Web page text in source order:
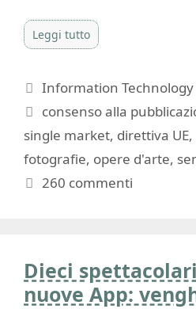
Leggi tutto
Categorie
Information Technology
Tag
consenso alla
single market, direttiva UE,
fotografie, opere d'arte,
260 commenti
Dieci
nuove App: